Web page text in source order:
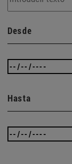
Desde
Hasta